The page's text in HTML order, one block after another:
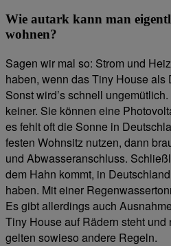
Wie autark kann man
wohnen?
Sagen wir mal so: Strom und
haben, wenn das Tiny House als
Sonst wird’s schnell
keiner. Sie können eine
es fehlt oft die Sonne in
festen Wohnsitz nutzen, dann
und Abwasseranschluss.
dem Hahn kommt, in
haben. Mit einer
Es gibt allerdings auch
Tiny House auf Rädern steht und
gelten sowieso andere Regeln.